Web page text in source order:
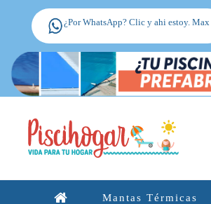
¿Por WhatsApp? Clic y ahi estoy. Max
Mantas Térmicas